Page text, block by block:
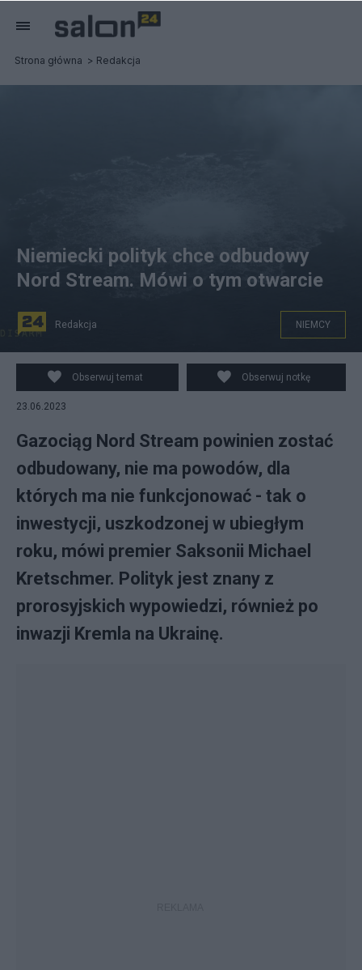
Strona główna Redakcja
Niemiecki polityk chce odbudowy
Nord Stream. Mówi o tym otwarcie
Redakcja NIEMCY
Obserwuj temat Obserwuj notkę
23.06.2023
Gazociąg Nord Stream powinien zostać
odbudowany, nie ma powodów, dla
których ma nie funkcjonować - tak o
inwestycji, uszkodzonej w ubiegłym
roku, mówi premier Saksonii Michael
Kretschmer. Polityk jest znany z
prorosyjskich wypowiedzi, również po
inwazji Kremla na Ukrainę.